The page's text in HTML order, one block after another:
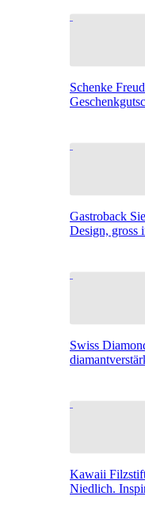
Schenke
Gastroback
Design, gross
Swiss
Kawaii
Niedlich.